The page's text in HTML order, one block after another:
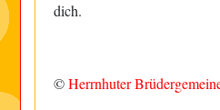
dich.
©Herrnhuter